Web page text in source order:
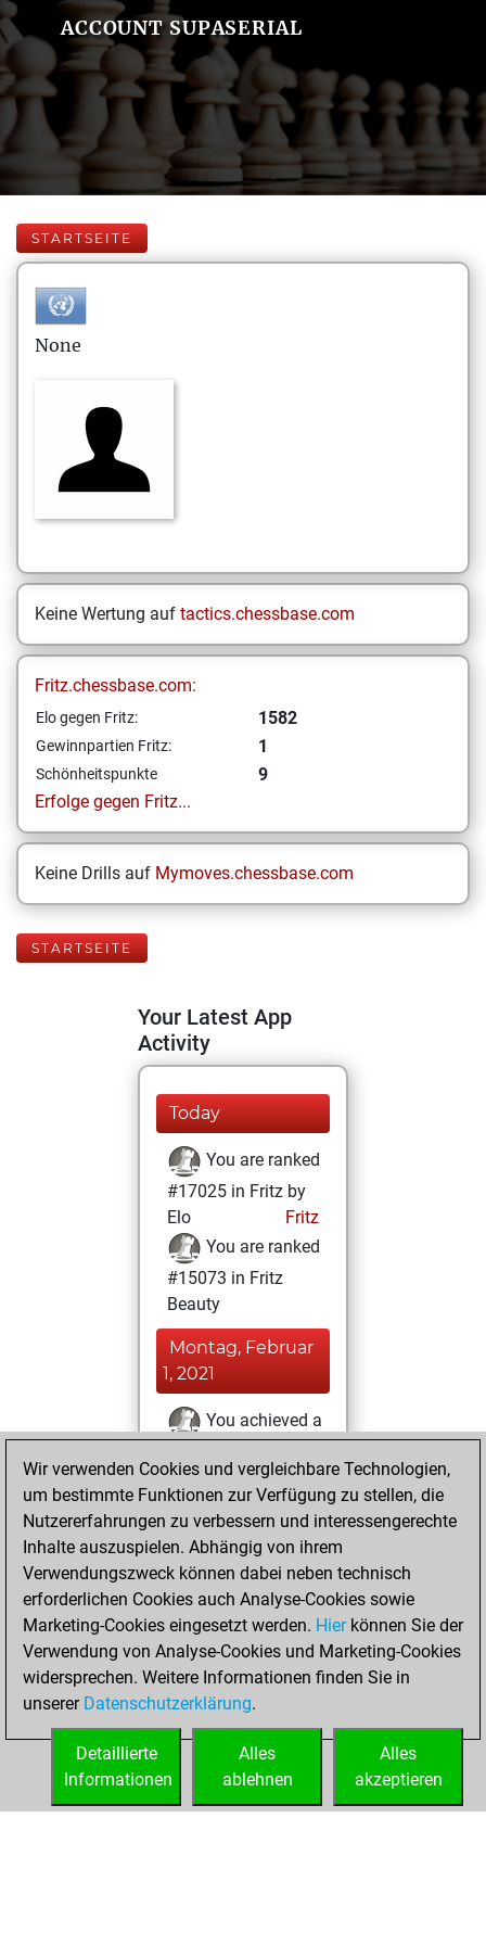
ACCOUNT SUPASERIAL
STARTSEITE
None
Keine Wertung auf tactics.chessbase.com
Fritz.chessbase.com:
Elo gegen Fritz: 1582
Gewinnpartien Fritz: 1
Schönheitspunkte
9
Erfolge gegen Fritz...
Keine Drills auf Mymoves.chessbase.com
STARTSEITE
Your Latest App
Activity
Today
You are ranked
#17025 in Fritz by
Elo
Fritz
You are ranked
#15073 in Fritz
Beauty
Montag, Februar
1, 2021
You achieved a
Fritz
You
achieved a new Elo
of 1582
Montag, Januar
25, 2021
You won
against Fritz
Fritz
You created
your Fritz account
Wir verwenden Cookies und vergleichbare Technologien,
um bestimmte Funktionen zur Verfügung zu stellen, die
Nutzererfahrungen zu verbessern und interessengerechte
Inhalte auszuspielen. Abhängig von ihrem
Verwendungszweck können dabei neben technisch
erforderlichen Cookies auch Analyse-Cookies sowie
Marketing-Cookies eingesetzt werden. Hierkönnen Sie der
Verwendung von Analyse-Cookies und Marketing-Cookies
widersprechen. Weitere Informationen finden Sie in
unserer Datenschutzerklärung.
Alles
akzeptieren
Alles
ablehnen
Detaillierte
Informationen